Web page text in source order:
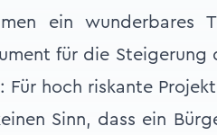
ein wunderbares
für die
Für hoch riskante
Sinn, dass ein